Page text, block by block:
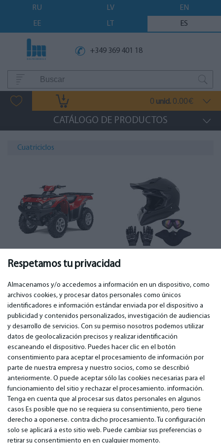
Respetamos tu privacidad
Almacenamos y/o accedemos a información en un dispositivo, como
archivos cookies, y procesar datos personales como únicos
identificadores e información estándar enviada por el dispositivo a
publicidad y contenidos personalizados, investigación de audiencias
y desarrollo de servicios. Con su permiso nosotros podemos utilizar
datos de geolocalización precisos y realizar identificación
escaneando el dispositivo. Puedes hacer clic en el botón
consentimiento para aceptar el procesamiento de información por
parte de nuestra empresa y nuestro socios, como se describió
anteriormente. O puede aceptar sólo las cookies necesarias para el
funcionamiento del sitio y rechazar el procesamiento. información.
Tenga en cuenta que al procesar sus datos personales en algunos
casos Es posible que no se requiera su consentimiento, pero tiene
derecho a oponerse. contra dicho procesamiento. Tu configuración
solo se aplicará a esto sitio web. Puede cambiar sus preferencias o
retirar su consentimiento en en cualquier momento.
RU LV
EN
EE
LT ES
+349 369 401 18
0 unid. 0.00€
CATÁLOGO DE PRODUCTOS
Cuatriciclos
Cuatriciclos(74)
IMPORTANTE
Servicios de garantía
Términos de servicio
Política de privacidad
Contactos
Contrato a distancia
CONTACTOS
Teléfono. +349 36940118
email: info@bm.lv
WhatsApp +371 27725222
Latvia, Riga, Krasta 89, LV-1019
© 2026 All Rights Reserved.